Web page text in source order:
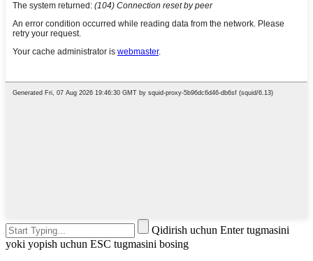
Qidirish uchun Enter tugmasini
yoki yopish uchun ESC tugmasini bosing